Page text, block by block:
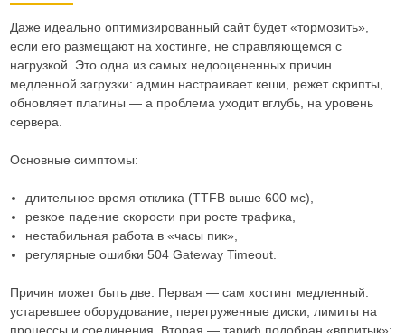
Даже идеально оптимизированный сайт будет «тормозить»,
если его размещают на хостинге, не справляющемся с
нагрузкой. Это одна из самых недооцененных причин
медленной загрузки: админ настраивает кеши, режет скрипты,
обновляет плагины — а проблема уходит вглубь, на уровень
сервера.
Основные симптомы:
длительное время отклика (TTFB выше 600 мс),
резкое падение скорости при росте трафика,
нестабильная работа в «часы пик»,
регулярные ошибки 504 Gateway Timeout.
Причин может быть две. Первая — сам хостинг медленный:
устаревшее оборудование, перегруженные диски, лимиты на